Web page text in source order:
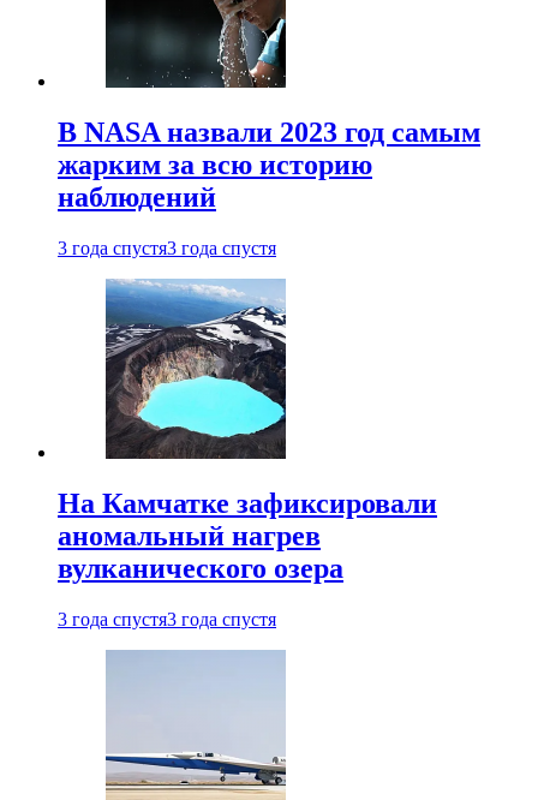
В NASA назвали 2023 год самым
жарким за всю историю
наблюдений
3 года спустя3 года спустя
На Камчатке зафиксировали
аномальный нагрев
вулканического озера
3 года спустя3 года спустя